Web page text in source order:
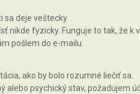
sa deje veštecky
nikde fyzicky. Funguje to tak, že
pošlem do e-mailu.
ako by bolo rozumné liečiť sa.
alebo psychický stav, požadujem